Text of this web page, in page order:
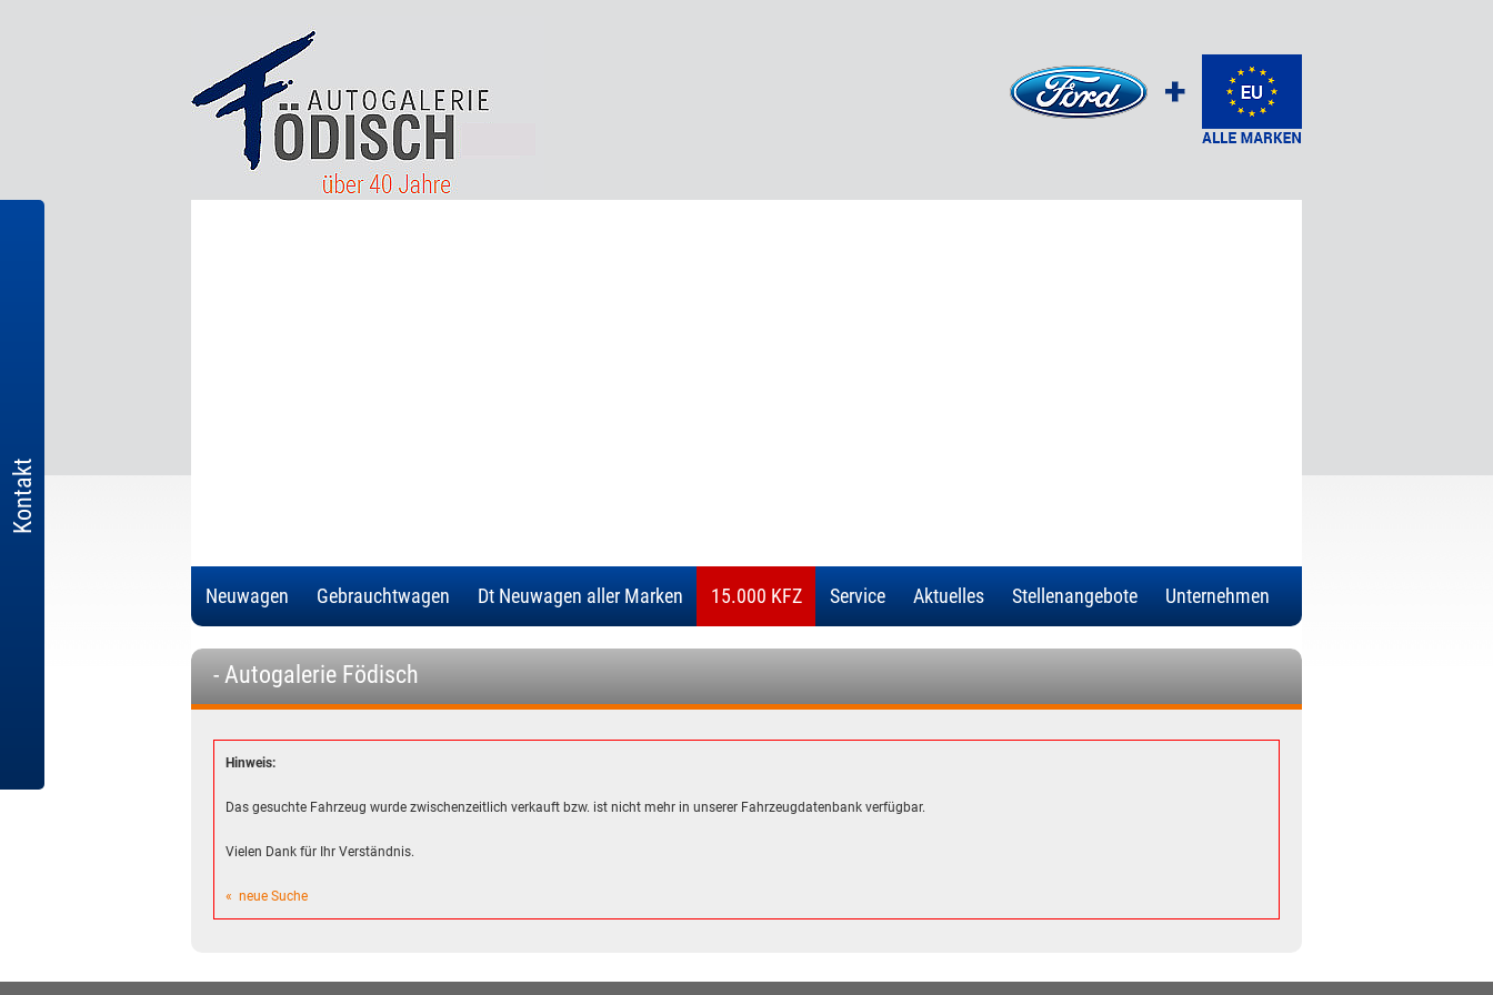
Kontakt
Neuwagen Gebrauchtwagen Dt Neuwagen aller Marken 15.000 KFZ Service Aktuelles Stellenangebote Unternehmen
- Autogalerie Födisch
Hinweis:
Das gesuchte Fahrzeug wurde zwischenzeitlich verkauft bzw. ist nicht mehr in unserer Fahrzeugdatenbank verfügbar.
Vielen Dank für Ihr Verständnis.
« neue Suche